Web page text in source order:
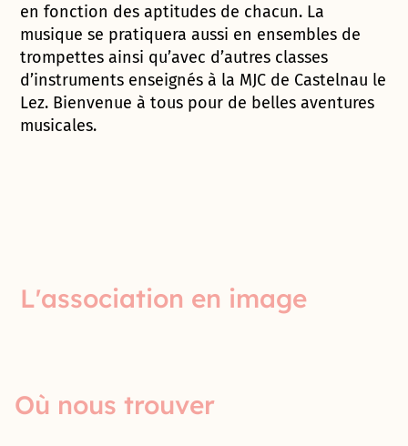
en fonction des aptitudes de chacun. La
musique se pratiquera aussi en ensembles de
trompettes ainsi qu’avec d’autres classes
d’instruments enseignés à la MJC de Castelnau le
Lez. Bienvenue à tous pour de belles aventures
musicales.
L'association en image
Où nous trouver